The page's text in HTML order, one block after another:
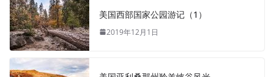
美国西部国家公园游记（1）
2019年12月1日